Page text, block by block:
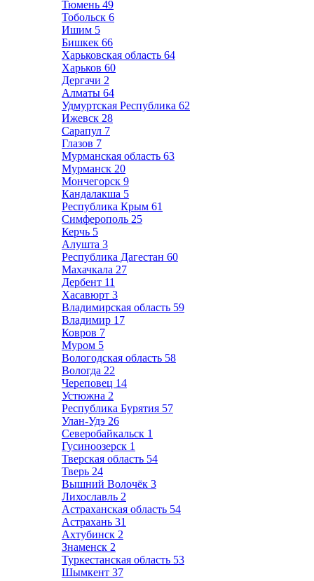
Тюмень 49
Тобольск 6
Ишим 5
Бишкек 66
Харьковская область 64
Харьков 60
Дергачи 2
Алматы 64
Удмуртская Республика 62
Ижевск 28
Сарапул 7
Глазов 7
Мурманская область 63
Мурманск 20
Мончегорск 9
Кандалакша 5
Республика Крым 61
Симферополь 25
Керчь 5
Алушта 3
Республика Дагестан 60
Махачкала 27
Дербент 11
Хасавюрт 3
Владимирская область 59
Владимир 17
Ковров 7
Муром 5
Вологодская область 58
Вологда 22
Череповец 14
Устюжна 2
Республика Бурятия 57
Улан-Удэ 26
Северобайкальск 1
Гусиноозерск 1
Тверская область 54
Тверь 24
Вышний Волочёк 3
Лихославль 2
Астраханская область 54
Астрахань 31
Ахтубинск 2
Знаменск 2
Туркестанская область 53
Шымкент 37